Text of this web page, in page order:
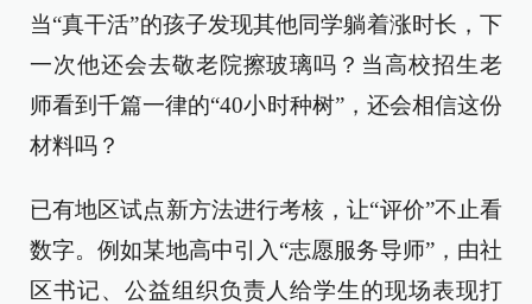
当“真干活”的孩子发现其他同学躺着涨时长，下
一次他还会去敬老院擦玻璃吗？当高校招生老
师看到千篇一律的“40小时种树”，还会相信这份
材料吗？
已有地区试点新方法进行考核，让“评价”不止看
数字。例如某地高中引入“志愿服务导师”，由社
区书记、公益组织负责人给学生的现场表现打